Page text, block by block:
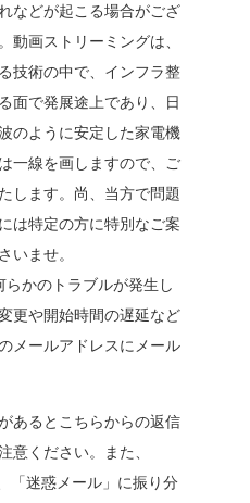
などが起こる場合がござ
動画ストリーミングは、
技術の中で、インフラ整
面で発展途上であり、日
のように安定した家電機
一線を画しますので、ご
します。尚、当方で問題
は特定の方に特別なご案
いませ。
かのトラブルが発生し
更や開始時間の遅延など
メールアドレスにメール
あるとこちらからの返信
意ください。また、
「迷惑メール」に振り分